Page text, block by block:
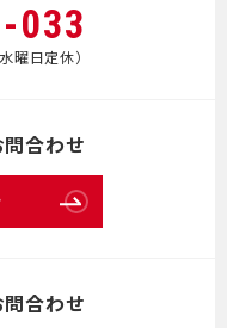
033
曜日定休）
合わせ
合わせ